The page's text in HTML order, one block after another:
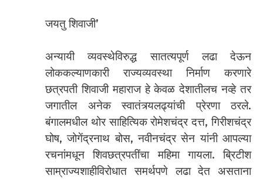
जयतु शिवाजी’
अन्यायी व्यवस्थेविरुद्ध सातत्यपूर्ण लढा देऊन
लोककल्याणकारी राज्यव्यवस्था निर्माण करणारे
छत्रपती शिवाजी महाराज हे केवळ देशातीलच नव्हे तर
जगातील अनेक स्वातंत्र्यलढ्यांची प्रेरणा ठरले.
बंगालमधील थोर साहित्यिक रोमेशचंद्र दत्त, गिरीशचंद्र
घोष, जोगेंद्रनाथ बोस, नवीनचंद्र सेन यांनी आपल्या
रचनांमधून शिवछत्रपतींचा महिमा गायला. ब्रिटीश
साम्राज्यशाहीविरोधात समर्थपणे लढा देत असताना